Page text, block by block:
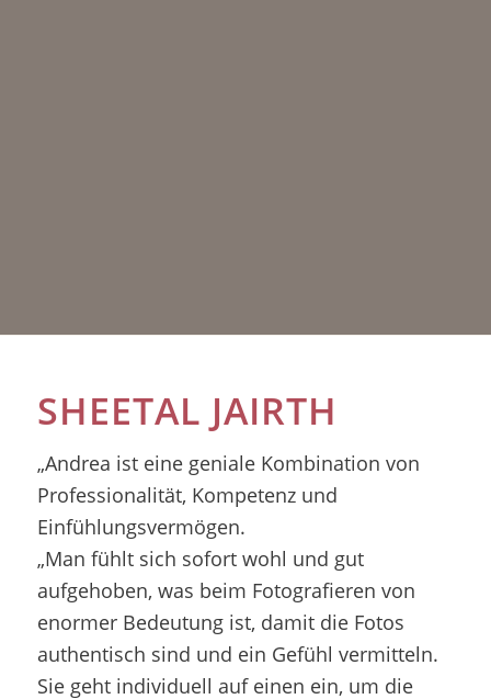
SHEETAL JAIRTH
„Andrea ist eine geniale Kombination von
Professionalität, Kompetenz und
Einfühlungsvermögen.
„Man fühlt sich sofort wohl und gut
aufgehoben, was beim Fotografieren von
enormer Bedeutung ist, damit die Fotos
authentisch sind und ein Gefühl vermitteln.
Sie geht individuell auf einen ein, um die